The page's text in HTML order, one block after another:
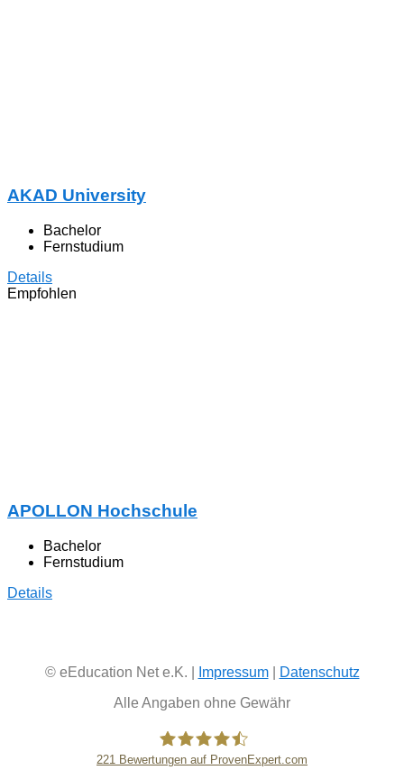
AKAD University
Bachelor
Fernstudium
Details
Empfohlen
APOLLON Hochschule
Bachelor
Fernstudium
Details
© eEducation Net e.K. | Impressum|
Datenschutz
Alle Angaben ohne Gewähr
221 Bewertungen auf ProvenExpert.com